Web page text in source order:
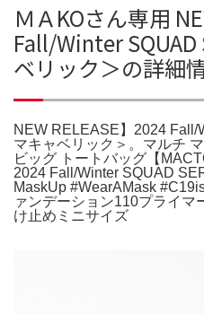
ＭＡKOさん専用
Fall/Winter SQUAD
ベリック＞の詳細
NEW RELEASE】2024 Fall/
マキャベリック＞。マルチ
ビッグ トートバッグ【
2024 Fall/Winter SQUAD
MaskUp #WearAMask
ァンデーション110プライマ
け止めミニサイズ